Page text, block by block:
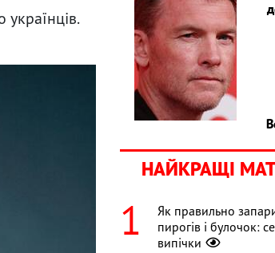
НАЙКРАЩІ
Як правильно
пирогів і булочок:
випічки